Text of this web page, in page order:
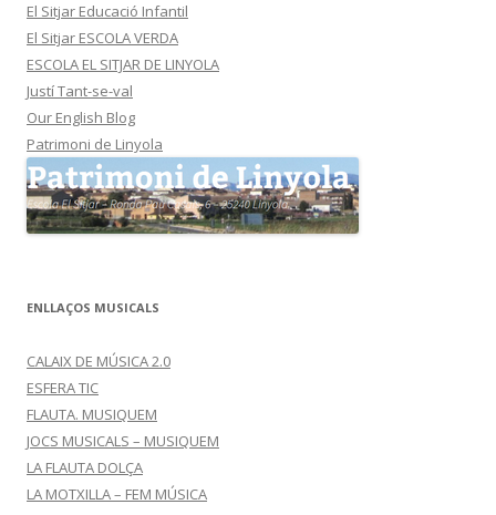
El Sitjar Educació Infantil
El Sitjar ESCOLA VERDA
ESCOLA EL SITJAR DE LINYOLA
Justí Tant-se-val
Our English Blog
Patrimoni de Linyola
ENLLAÇOS MUSICALS
CALAIX DE MÚSICA 2.0
ESFERA TIC
FLAUTA. MUSIQUEM
JOCS MUSICALS – MUSIQUEM
LA FLAUTA DOLÇA
LA MOTXILLA – FEM MÚSICA